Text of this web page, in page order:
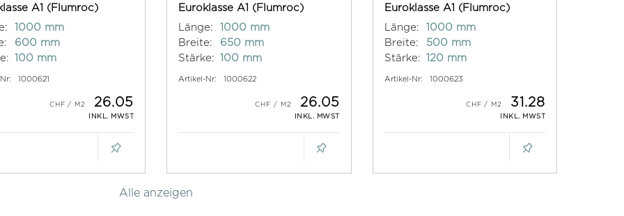
A1 (Flumroc)
1000 mm
600 mm
100 mm
1000621
26.05
INKL. MWST
Euroklasse A1 (Flumroc)
Länge:
1000 mm
Breite:
650 mm
Stärke: 100 mm
Artikel-Nr: 1000622
26.05
INKL. MWST
Euroklasse A1 (Flumroc)
Länge:
1000 mm
Breite:
500 mm
Stärke: 120 mm
Artikel-Nr: 1000623
31.28
INKL. MWST
Alle anzeigen